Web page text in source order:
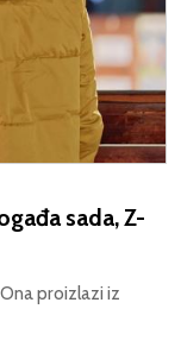
sada, Z-
proizlazi iz